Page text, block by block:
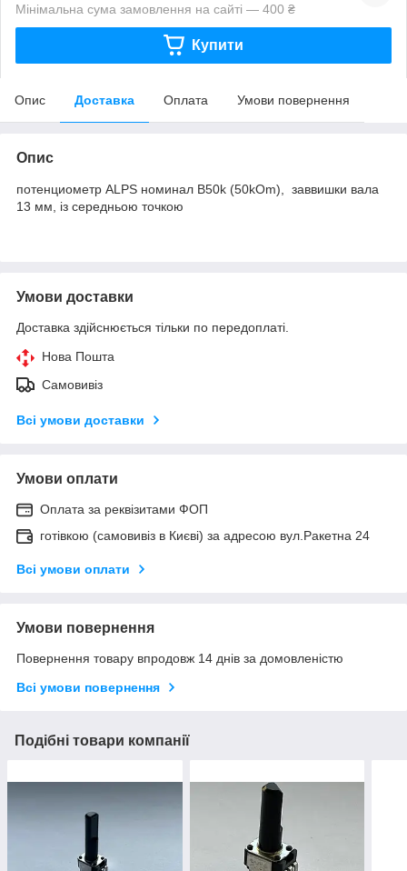
Мінімальна сума замовлення на сайті — 400 ₴
Купити
Опис Доставка Оплата Умови повернення
Опис
потенциометр ALPS номинал B50k (50kOm), заввишки вала
13 мм, із середньою точкою
Умови доставки
Доставка здійснюється тільки по передоплаті.
Нова Пошта
Самовивіз
Всі умови доставки
Умови оплати
Оплата за реквізитами ФОП
готівкою (самовивіз в Києві) за адресою вул.Ракетна 24
Всі умови оплати
Умови повернення
Повернення товару впродовж 14 днів за домовленістю
Всі умови повернення
Подібні товари компанії